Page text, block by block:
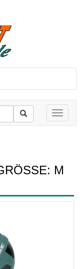
Toggle
M (